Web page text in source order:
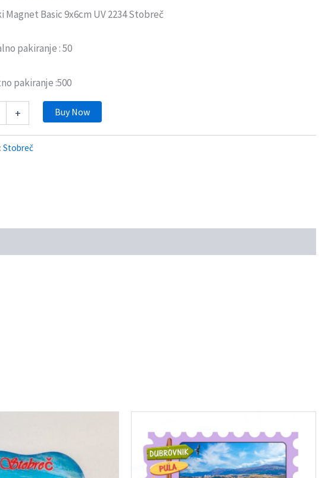
Magnet Basic 9x6cm UV 2234 Stobreč
pakiranje : 50
pakiranje :500
+ Buy Now
Stobreč